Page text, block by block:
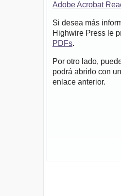
Adobe Acrobat
Si desea más
Highwire Press le
PDFs.
Por otro lado,
podrá abrirlo con
enlace anterior.